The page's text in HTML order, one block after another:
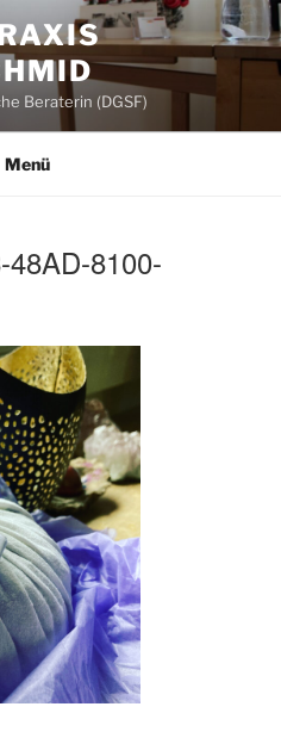
Beraterin (DGSF)
Menü
8100-